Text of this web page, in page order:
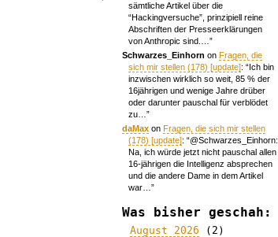
sämtliche Artikel über die
“Hackingversuche”, prinzipiell reine
Abschriften der Presseerklärungen
von Anthropic sind.… ”
Schwarzes_Einhorn onFragen, die
sich mir stellen (178) [update]: “Ich bin
inzwischen wirklich so weit, 85 % der
16jährigen und wenige Jahre drüber
oder darunter pauschal für verblödet
zu… ”
daMax onFragen, die sich mir stellen
(178) [update]: “@Schwarzes_Einhorn:
Na, ich würde jetzt nicht pauschal allen
16-jährigen die Intelligenz absprechen
und die andere Dame in dem Artikel
war… ”
Was bisher geschah:
August 2026 (2)